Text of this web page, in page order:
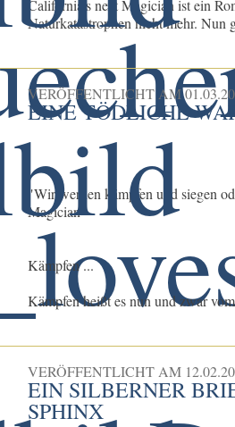
California's next Magician ist ein
Naturkatastrophen nicht mehr. Nun
VERÖFFENTLICHT AM
EINE TÖDLICHE
"Wir werden kämpfen und siegen
Magician
Kämpfen ...
Kämpfen heißt es nun und zwar
VERÖFFENTLICHT AM
EIN SILBERNER
SPHINX